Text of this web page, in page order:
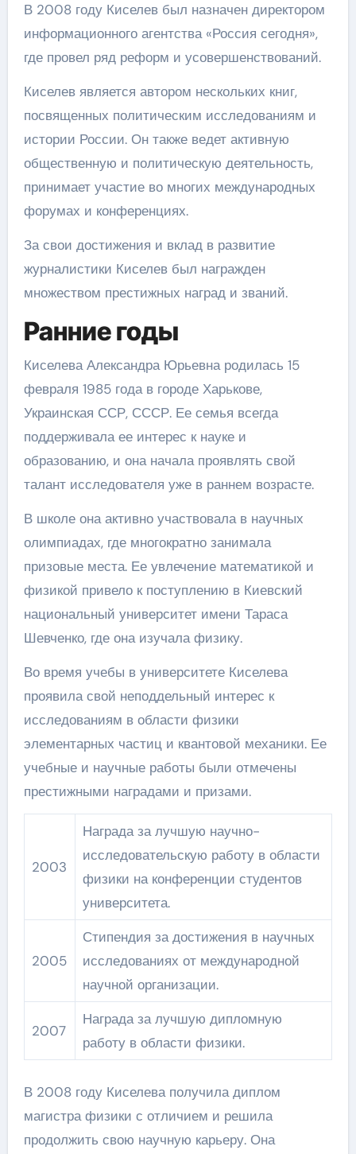
В 2008 году Киселев был назначен директором
информационного агентства «Россия сегодня»,
где провел ряд реформ и усовершенствований.
Киселев является автором нескольких книг,
посвященных политическим исследованиям и
истории России. Он также ведет активную
общественную и политическую деятельность,
принимает участие во многих международных
форумах и конференциях.
За свои достижения и вклад в развитие
журналистики Киселев был награжден
множеством престижных наград и званий.
Ранние годы
Киселева Александра Юрьевна родилась 15
февраля 1985 года в городе Харькове,
Украинская ССР, СССР. Ее семья всегда
поддерживала ее интерес к науке и
образованию, и она начала проявлять свой
талант исследователя уже в раннем возрасте.
В школе она активно участвовала в научных
олимпиадах, где многократно занимала
призовые места. Ее увлечение математикой и
физикой привело к поступлению в Киевский
национальный университет имени Тараса
Шевченко, где она изучала физику.
Во время учебы в университете Киселева
проявила свой неподдельный интерес к
исследованиям в области физики
элементарных частиц и квантовой механики. Ее
учебные и научные работы были отмечены
престижными наградами и призами.
2003
Награда за лучшую научно-
исследовательскую работу в области
физики на конференции студентов
университета.
2005
Стипендия за достижения в научных
исследованиях от международной
научной организации.
2007
Награда за лучшую дипломную
работу в области физики.
В 2008 году Киселева получила диплом
магистра физики с отличием и решила
продолжить свою научную карьеру. Она